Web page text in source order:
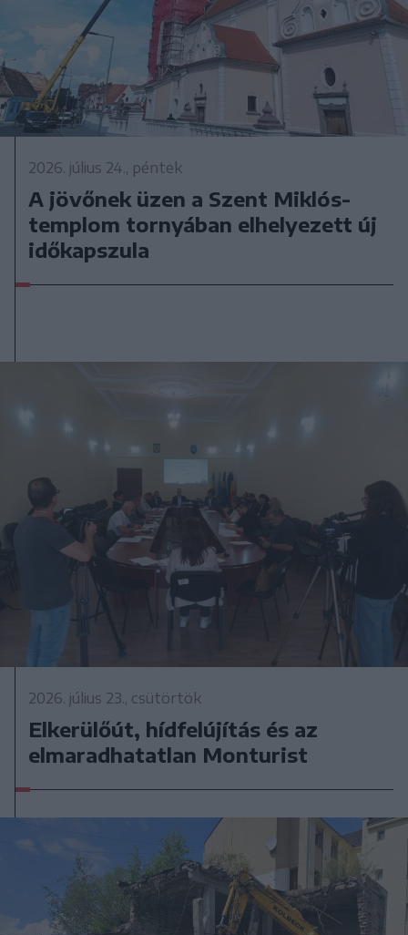
2026. július 24., péntek
A jövőnek üzen a Szent Miklós-
templom tornyában elhelyezett új
időkapszula
2026. július 23., csütörtök
Elkerülőút, hídfelújítás és az
elmaradhatatlan Monturist